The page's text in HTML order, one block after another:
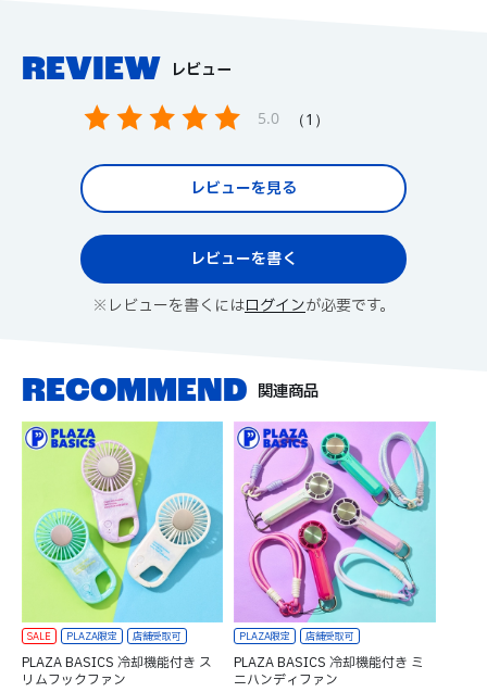
REVIEW レビュー
5.0 1
レビューを見る
レビューを書く
※レビューを書くにはログインが必要です。
関連商品
SALE PLAZA限定
PLAZA BASICS 冷却機能付き ス
リムフックファン
PLAZA限定
PLAZA BASICS 冷却機能付き ミ
ニハンディファン